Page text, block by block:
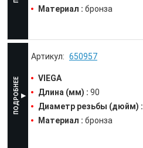
Материал : бронза
650957
VIEGA
Длина (мм) : 90
Диаметр резьбы (дюйм) :
Материал : бронза